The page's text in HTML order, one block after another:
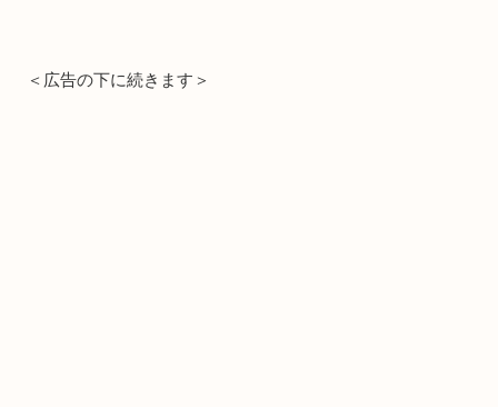
＜広告の下に続きます＞